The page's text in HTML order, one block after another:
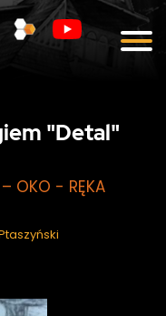
"Detal"
OKO - RĘKA